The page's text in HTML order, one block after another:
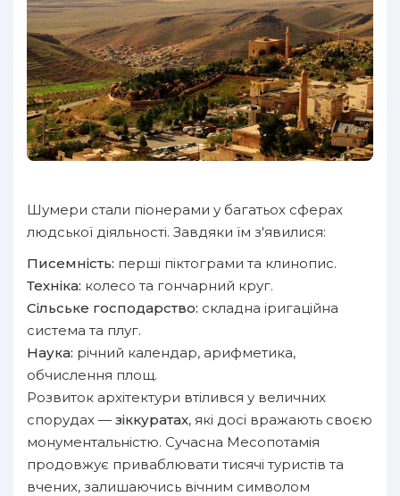
Шумери стали піонерами у багатьох сферах
людської діяльності. Завдяки їм з'явилися:
Писемність: перші піктограми та клинопис.
Техніка: колесо та гончарний круг.
Сільське господарство: складна іригаційна
система та плуг.
Наука: річний календар, арифметика,
обчислення площ.
Розвиток архітектури втілився у величних
спорудах — зіккуратах, які досі вражають своєю
монументальністю. Сучасна Месопотамія
продовжує приваблювати тисячі туристів та
вчених, залишаючись вічним символом